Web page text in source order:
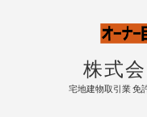
株式
宅地建物取引業 免